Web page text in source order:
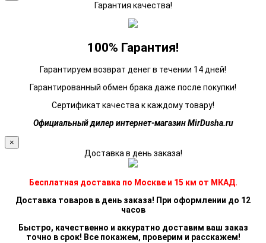
Гарантия качества!
100% Гарантия!
Гарантируем возврат денег в течении 14 дней!
Гарантированный обмен брака даже после покупки!
Сертификат качества к каждому товару!
Официальный дилер интернет-магазин MirDusha.ru
×
Доставка в день заказа!
Бесплатная доставка по Москве и 15 км от МКАД.
Доставка товаров в день заказа! При оформлении до 12
часов
Быстро, качественно и аккуратно доставим ваш заказ
точно в срок! Все покажем, проверим и расскажем!